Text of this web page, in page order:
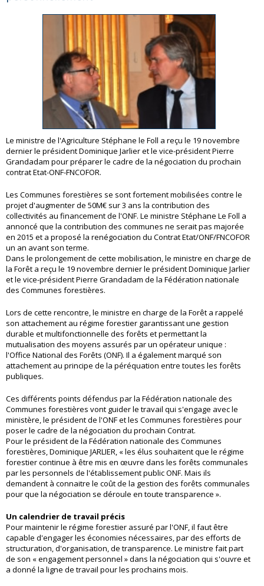
Le ministre de l'Agriculture Stéphane le Foll a reçu le 19 novembre
dernier le président Dominique Jarlier et le vice-président Pierre
Grandadam pour préparer le cadre de la négociation du prochain
contrat Etat-ONF-FNCOFOR.
Les Communes forestières se sont fortement mobilisées contre le
projet d'augmenter de 50M€ sur 3 ans la contribution des
collectivités au financement de l'ONF. Le ministre Stéphane Le Foll a
annoncé que la contribution des communes ne serait pas majorée
en 2015 et a proposé la renégociation du Contrat Etat/ONF/FNCOFOR
un an avant son terme.
Dans le prolongement de cette mobilisation, le ministre en charge de
la Forêt a reçu le 19 novembre dernier le président Dominique Jarlier
et le vice-président Pierre Grandadam de la Fédération nationale
des Communes forestières.
Lors de cette rencontre, le ministre en charge de la Forêt a rappelé
son attachement au régime forestier garantissant une gestion
durable et multifonctionnelle des forêts et permettant la
mutualisation des moyens assurés par un opérateur unique :
l'Office National des Forêts (ONF). Il a également marqué son
attachement au principe de la péréquation entre toutes les forêts
publiques.
Ces différents points défendus par la Fédération nationale des
Communes forestières vont guider le travail qui s'engage avec le
ministère, le président de l'ONF et les Communes forestières pour
poser le cadre de la négociation du prochain Contrat.
Pour le président de la Fédération nationale des Communes
forestières, Dominique JARLIER, « les élus souhaitent que le régime
forestier continue à être mis en œuvre dans les forêts communales
par les personnels de l'établissement public ONF. Mais ils
demandent à connaitre le coût de la gestion des forêts communales
pour que la négociation se déroule en toute transparence ».
Un calendrier de travail précis
Pour maintenir le régime forestier assuré par l'ONF, il faut être
capable d'engager les économies nécessaires, par des efforts de
structuration, d'organisation, de transparence. Le ministre fait part
de son « engagement personnel » dans la négociation qui s'ouvre et
a donné la ligne de travail pour les prochains mois.